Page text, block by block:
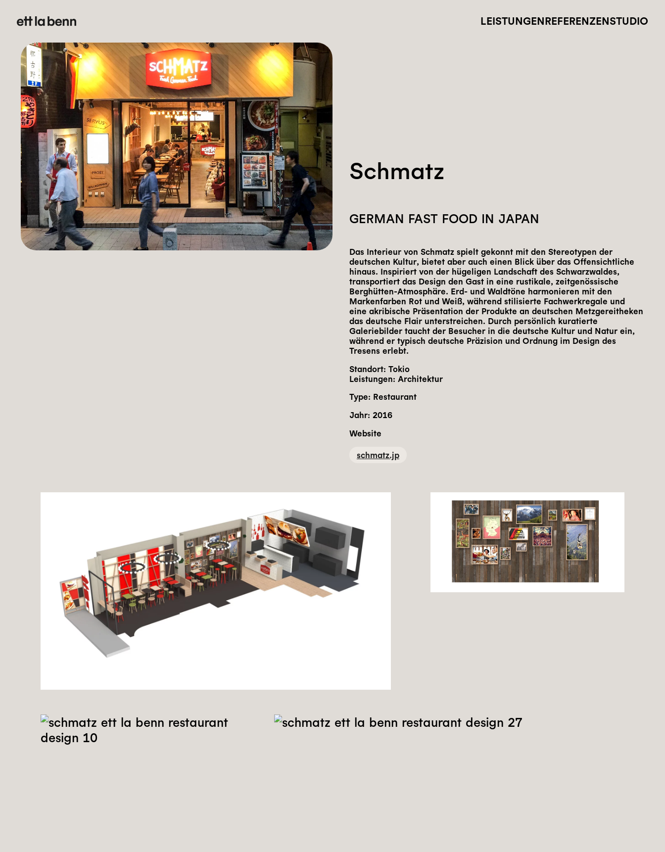
LEISTUNGENREFERENZENSTUDIO
Schmatz
GERMAN FAST FOOD IN JAPAN
Das Interieur von Schmatz spielt gekonnt mit den Stereotypen der
deutschen Kultur, bietet aber auch einen Blick über das Offensichtliche
hinaus. Inspiriert von der hügeligen Landschaft des Schwarzwaldes,
transportiert das Design den Gast in eine rustikale, zeitgenössische
Berghütten-Atmosphäre. Erd- und Waldtöne harmonieren mit den
Markenfarben Rot und Weiß, während stilisierte Fachwerkregale und
eine akribische Präsentation der Produkte an deutschen Metzgereitheken
das deutsche Flair unterstreichen. Durch persönlich kuratierte
Galeriebilder taucht der Besucher in die deutsche Kultur und Natur ein,
während er typisch deutsche Präzision und Ordnung im Design des
Tresens erlebt.
Standort: Tokio
Leistungen: Architektur
Type: Restaurant
Jahr: 2016
Website
schmatz.jp